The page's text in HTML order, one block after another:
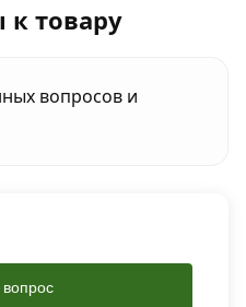
к товару
вопросов и